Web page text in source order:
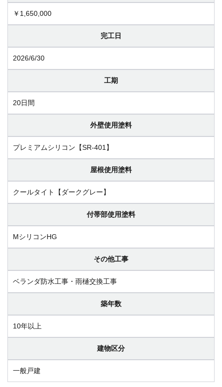
￥1,650,000
完工日
2026/6/30
工期
20日間
外壁使用塗料
プレミアムシリコン【SR-401】
屋根使用塗料
クールタイト【ダークグレー】
付帯部使用塗料
MシリコンHG
その他工事
ベランダ防水工事・雨樋交換工事
築年数
10年以上
建物区分
一般戸建